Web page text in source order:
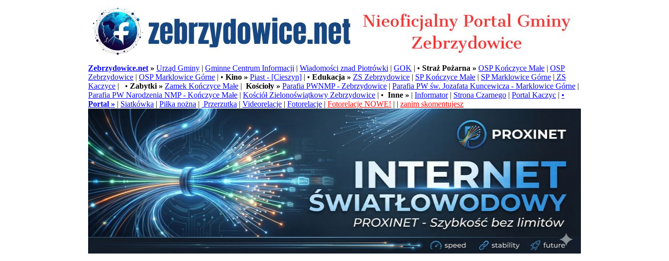
Zebrzydowice.net » Urząd Gminy | Gminne Centrum Informacji | Wiadomości znad Piotrówki | GOK | • Straż Pożarna » OSP Kończyce Małe | OSP
Zebrzydowice | OSP Marklowice Górne | • Kino » Piast - [Cieszyn] | • Edukacja » ZS Zebrzydowice | SP Kończyce Małe | SP Marklowice Górne | ZS
Kaczyce | • Zabytki » Zamek Kończyce Małe | Kościoły » Parafia PWNMP - Zebrzydowice | Parafia PW św. Jozafata Kuncewicza - Marklowice Górne |
Parafia PW Narodzenia NMP - Kończyce Małe | Kościół Zielonoświątkowy Zebrzydowice | • Inne » | Informator| Strona Czarnego | Portal Kaczyc | •
Portal » | Siatkówka | Piłka nożna | Przerzutka | Videorelacje | Fotorelacje | Fotorelacje NOWE! | | zanim skomentujesz